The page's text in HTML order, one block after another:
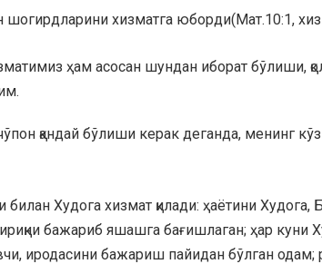
шогирдларини хизматга юборди(Мат.10:1,
ҳам асосан шундан иборат бўлиши,
қандай бўлиши керак деганда, менинг
билан Худога хизмат қилади: ҳаётини
бажариб яшашга бағишлаган; ҳар куни
иродасини бажариш пайидан бўлган одам;